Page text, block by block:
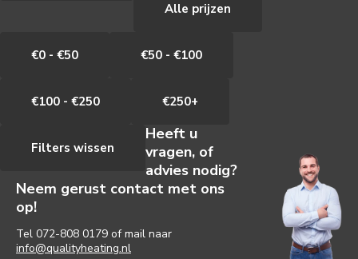
Alle prijzen
€0 - €50 €50 - €100
€100 - €250 €250+
Filters wissen
Heeft u
vragen, of
advies nodig?
Neem gerust contact met ons
op!
Tel 072-808 0179 of mail naar
info@qualityheating.nl